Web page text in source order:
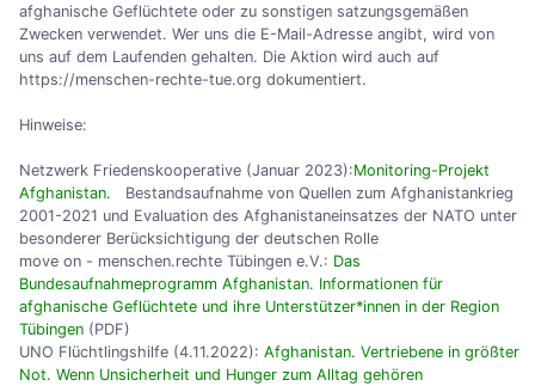
afghanische Geflüchtete oder zu sonstigen satzungsgemäßen
Zwecken verwendet. Wer uns die E-Mail-Adresse angibt, wird von
uns auf dem Laufenden gehalten. Die Aktion wird auch auf
https://menschen-rechte-tue.org dokumentiert.
Hinweise:
Netzwerk Friedenskooperative (Januar 2023):Monitoring-Projekt
Afghanistan.
Bestandsaufnahme von Quellen zum Afghanistankrieg
2001-2021 und Evaluation des Afghanistaneinsatzes der NATO unter
besonderer Berücksichtigung der deutschen Rolle
move on - menschen.rechte Tübingen e.V.: Das
Bundesaufnahmeprogramm Afghanistan. Informationen für
afghanische Geflüchtete und ihre Unterstützer*innen in der Region
Tübingen (PDF)
UNO Flüchtlingshilfe (4.11.2022): Afghanistan. Vertriebene in größter
Not. Wenn Unsicherheit und Hunger zum Alltag gehören